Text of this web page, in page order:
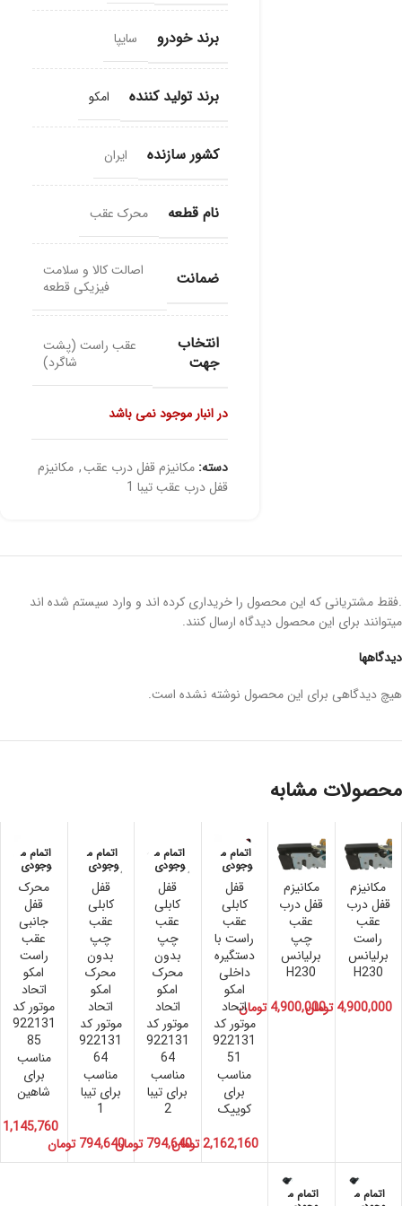
برند خودرو سایپا
برند تولید کننده امکو
کشور سازنده ایران
نام قطعه محرک عقب
ضمانت
اصالت کالا و سلامت
فیزیکی قطعه
انتخاب
جهت
عقب راست (پشت
شاگرد)
در انبار موجود نمی باشد
دسته: مکانیزم قفل درب عقب, مکانیزم
قفل درب عقب تیبا 1
دیدگاهها
هیچ دیدگاهی برای این محصول نوشته نشده است.
.فقط مشتریانی که این محصول را خریداری کرده اند و وارد سیستم شده اند
میتوانند برای این محصول دیدگاه ارسال کنند.
محصولات مشابه
مکانیزم
قفل درب
عقب
راست
برلیانس
H230
4,900,000 تومان
مکانیزم
قفل درب
عقب
چپ
برلیانس
H230
4,900,000 تومان
اتمام م
وجودی
قفل
کابلی
عقب
راست با
دستگیره
داخلی
امکو
اتحاد
موتور کد
922131
51
مناسب
برای
کوییک
2,162,160تومان
اتمام م
وجودی
قفل
کابلی
عقب
چپ
بدون
محرک
امکو
اتحاد
موتور کد
922131
64
مناسب
برای تیبا
2
794,640 تومان
اتمام م
وجودی
قفل
کابلی
عقب
چپ
بدون
محرک
امکو
اتحاد
موتور کد
922131
64
مناسب
برای تیبا
1
794,640 تومان
اتمام م
وجودی
محرک
قفل
جانبی
عقب
راست
امکو
اتحاد
موتور کد
922131
85
مناسب
برای
شاهین
1,145,760
اتمام م اتمام م